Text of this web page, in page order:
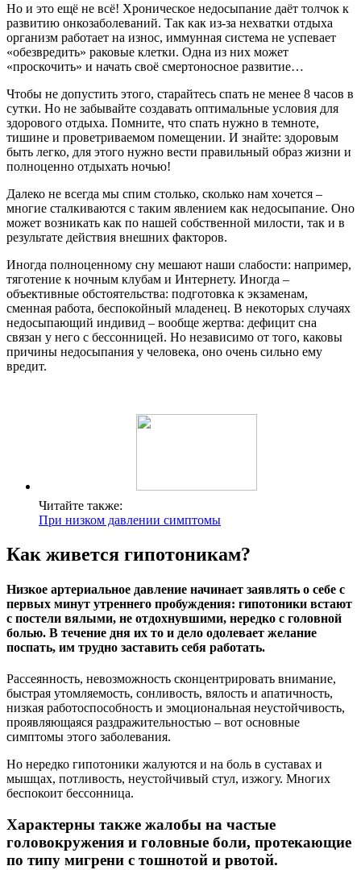
Но и это ещё не всё! Хроническое недосыпание даёт толчок к
развитию онкозаболеваний. Так как из-за нехватки отдыха
организм работает на износ, иммунная система не успевает
«обезвредить» раковые клетки. Одна из них может
«проскочить» и начать своё смертоносное развитие…
Чтобы не допустить этого, старайтесь спать не менее 8 часов в
сутки. Но не забывайте создавать оптимальные условия для
здорового отдыха. Помните, что спать нужно в темноте,
тишине и проветриваемом помещении. И знайте: здоровым
быть легко, для этого нужно вести правильный образ жизни и
полноценно отдыхать ночью!
Далеко не всегда мы спим столько, сколько нам хочется –
многие сталкиваются с таким явлением как недосыпание. Оно
может возникать как по нашей собственной милости, так и в
результате действия внешних факторов.
Иногда полноценному сну мешают наши слабости: например,
тяготение к ночным клубам и Интернету. Иногда –
объективные обстоятельства: подготовка к экзаменам,
сменная работа, беспокойный младенец. В некоторых случаях
недосыпающий индивид – вообще жертва: дефицит сна
связан у него с бессонницей. Но независимо от того, каковы
причины недосыпания у человека, оно очень сильно ему
вредит.
Читайте также:
При низком давлении симптомы
Как живется гипотоникам?
Низкое артериальное давление начинает заявлять о себе с
первых минут утреннего пробуждения: гипотоники встают
с постели вялыми, не отдохнувшими, нередко с головной
болью. В течение дня их то и дело одолевает желание
поспать, им трудно заставить себя работать.
Рассеянность, невозможность сконцентрировать внимание,
быстрая утомляемость, сонливость, вялость и апатичность,
низкая работоспособность и эмоциональная неустойчивость,
проявляющаяся раздражительностью – вот основные
симптомы этого заболевания.
Но нередко гипотоники жалуются и на боль в суставах и
мышцах, потливость, неустойчивый стул, изжогу. Многих
беспокоит бессонница.
Характерны также жалобы на частые
головокружения и головные боли, протекающие
по типу мигрени с тошнотой и рвотой.